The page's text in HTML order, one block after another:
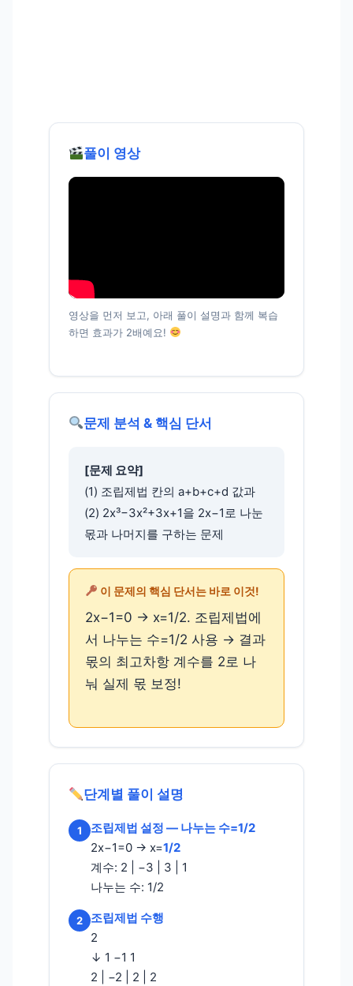
풀이 영상
영상을 먼저 보고, 아래 풀이 설명과 함께 복습
하면 효과가 2배예요!
문제 분석 & 핵심 단서
[문제 요약]
(1) 조립제법 칸의 a+b+c+d 값과
(2) 2x³−3x²+3x+1을 2x−1로 나눈
몫과 나머지를 구하는 문제
이 문제의 핵심 단서는 바로 이것!
2x−1=0 → x=1/2. 조립제법에
서 나누는 수=1/2 사용 → 결과
몫의 최고차항 계수를 2로 나
눠 실제 몫 보정!
단계별 풀이 설명
1
조립제법 설정 — 나누는 수=1/2
2x−1=0 → x=1/2
계수: 2 | −3 | 3 | 1
나누는 수: 1/2
2
조립제법 수행
2
↓ 1 −1 1
2 | −2 | 2 | 2